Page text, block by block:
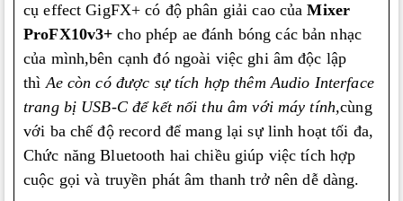
cụ effect GigFX+ có độ phân giải cao củaMixer
ProFX10v3+cho phép ae đánh bóng các bản nhạc
của mình,bên cạnh đó ngoài việc ghi âm độc lập
thìAe còn có được sự tích hợp thêm Audio Interface
trang bị USB-C để kết nối thu âm với máy tính,cùng
với ba chế độ record để mang lại sự linh hoạt tối đa,
Chức năng Bluetooth hai chiều giúp việc tích hợp
cuộc gọi và truyền phát âm thanh trở nên dễ dàng.